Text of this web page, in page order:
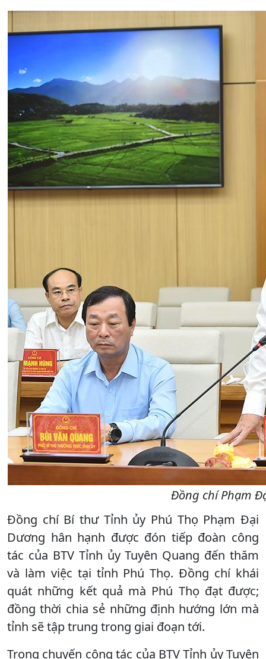
Đồng chí Phạm
Đồng chí Bí thư Tỉnh ủy Phú Thọ Phạm Đại
Dương hân hạnh được đón tiếp đoàn công
tác của BTV Tỉnh ủy Tuyên Quang đến thăm
và làm việc tại tỉnh Phú Thọ. Đồng chí khái
quát những kết quả mà Phú Thọ đạt được;
đồng thời chia sẻ những định hướng lớn mà
tỉnh sẽ tập trung trong giai đoạn tới.
Trong chuyến công tác của BTV Tỉnh ủy Tuyên